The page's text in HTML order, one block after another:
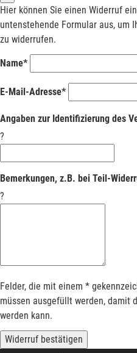
Hier können Sie einen Widerruf
untenstehende Formular aus, um
zu widerrufen.
Name*
E-Mail-Adresse*
Angaben zur Identifizierung des
?
Bemerkungen, z.B. bei Teil-
?
Felder, die mit einem *
müssen ausgefüllt werden, damit
werden kann.
Widerruf bestätigen